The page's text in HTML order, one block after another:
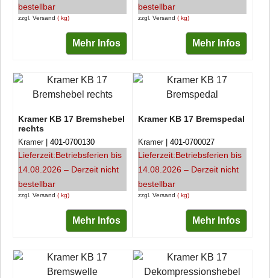
zzgl. Versand kg
bestellbar
Mehr Infos
zzgl. Versand kg
bestellbar
Mehr Infos
Kramer KB 17 Bremshebel
rechts
zzgl. Versand kg
Kramer 401-0700130
Lieferzeit:Betriebsferien bis
14.08.2026 – Derzeit nicht
bestellbar
Mehr Infos
Kramer KB 17 Bremspedal
zzgl. Versand kg
Kramer 401-0700027
Lieferzeit:Betriebsferien bis
14.08.2026 – Derzeit nicht
bestellbar
Mehr Infos